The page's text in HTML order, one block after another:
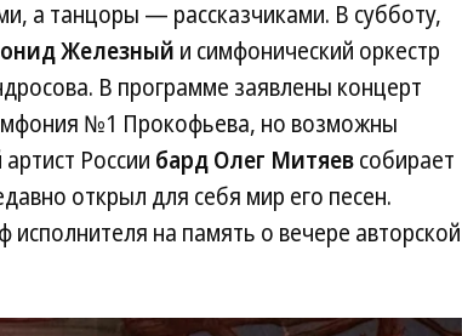
а танцоры — рассказчиками. В субботу,
Железный и симфонический оркестр
В программе заявлены концерт
№1 Прокофьева, но возможны
России бард Олег Митяевсобирает
открыл для себя мир его песен.
на память о вечере авторской